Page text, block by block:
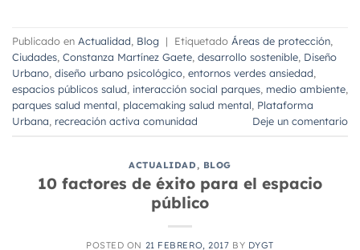
Publicado en Actualidad Blog | Etiquetado Áreas de protección
Ciudades Constanza Martínez Gaete desarrollo sostenible Diseño
Urbano diseño urbano psicológico entornos verdes ansiedad
espacios públicos salud interacción social parques medio ambiente
parques salud mental placemaking salud mental Plataforma
Urbana recreación activa comunidad Deje un comentario
ACTUALIDAD , BLOG
10 factores de éxito para el espacio
público
POSTED ON 21 FEBRERO, 2017 BY DYGT